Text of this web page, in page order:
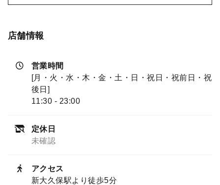
店舗情報
営業時間
[月・火・水・木・金・土・日・祝日・祝前日・祝
後日]
11:30 - 23:00
定休日
未確認
アクセス
新大久保駅より徒歩5分